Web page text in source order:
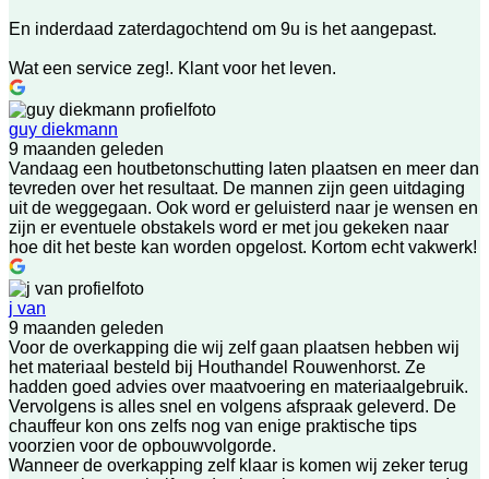
En inderdaad zaterdagochtend om 9u is het aangepast.
Wat een service zeg!. Klant voor het leven.
guy diekmann
9 maanden geleden
Vandaag een houtbetonschutting laten plaatsen en meer dan
tevreden over het resultaat. De mannen zijn geen uitdaging
uit de weggegaan. Ook word er geluisterd naar je wensen en
zijn er eventuele obstakels word er met jou gekeken naar
hoe dit het beste kan worden opgelost. Kortom echt vakwerk!
j van
9 maanden geleden
Voor de overkapping die wij zelf gaan plaatsen hebben wij
het materiaal besteld bij Houthandel Rouwenhorst. Ze
hadden goed advies over maatvoering en materiaalgebruik.
Vervolgens is alles snel en volgens afspraak geleverd. De
chauffeur kon ons zelfs nog van enige praktische tips
voorzien voor de opbouwvolgorde.
Wanneer de overkapping zelf klaar is komen wij zeker terug